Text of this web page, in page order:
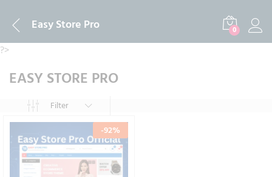
Easy Store Pro 0
?>
EASY STORE PRO
Filter
-92%